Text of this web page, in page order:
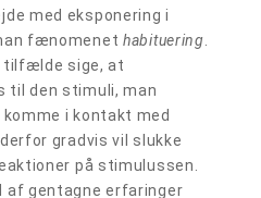
med eksponering i
fænomenet habituering
tilfælde sige, at
til den stimuli, man
i kontakt med
gradvis vil slukke
på stimulussen.
af gentagne erfaringer